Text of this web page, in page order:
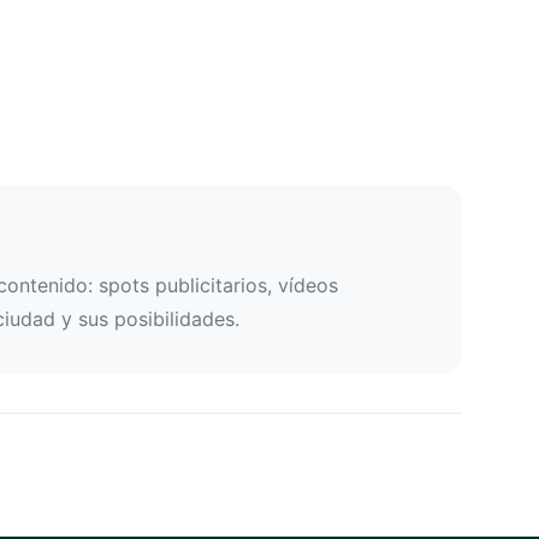
spots publicitarios, vídeos
y sus posibilidades.